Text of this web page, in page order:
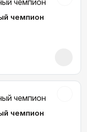
чемпион
чемпион